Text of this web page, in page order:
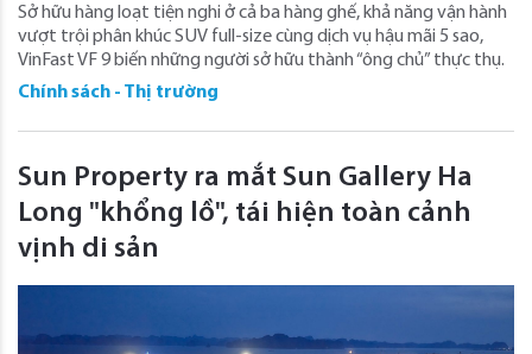
Sở hữu hàng loạt tiện nghi ở cả ba hàng ghế, khả năng vận hành
vượt trội phân khúc SUV full-size cùng dịch vụ hậu mãi 5 sao,
VinFast VF 9 biến những người sở hữu thành “ông chủ” thực thụ.
Chính sách - Thị trường
Sun Property ra mắt Sun Gallery Ha
Long "khổng lồ", tái hiện toàn cảnh
vịnh di sản